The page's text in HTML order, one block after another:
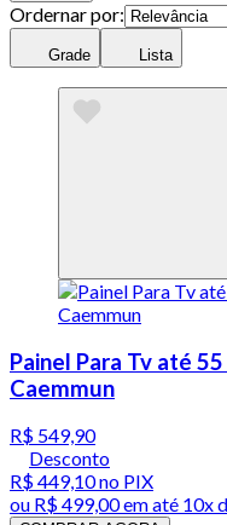
Ordernar por:
Grade Lista
Painel Para Tv até
Caemmun
R$ 549,90
Desconto
R$ 449,10no PIX
ou R$ 499,00em até 10x